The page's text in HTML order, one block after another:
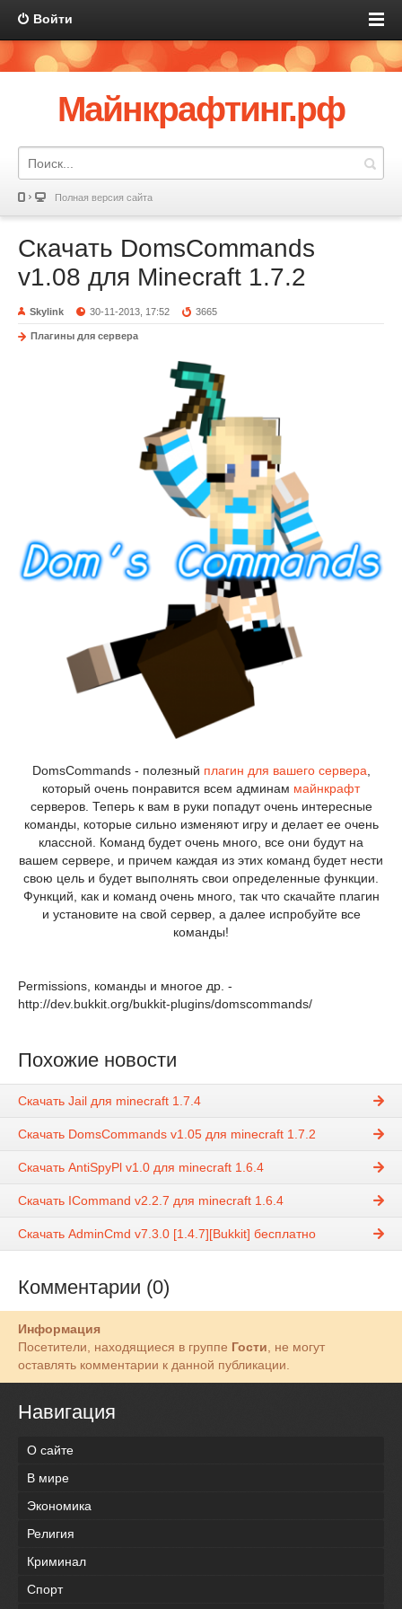
Войти
Майнкрафтинг.рф
Полная версия сайта
Скачать DomsCommands
v1.08 для Minecraft 1.7.2
Skylink 30-11-2013, 17:52 3665
Плагины для сервера
DomsCommands - полезный плагин для вашего сервера
который очень понравится всем админам майнкрафт
серверов. Теперь к вам в руки попадут очень интересные
команды, которые сильно изменяют игру и делает ее очень
классной. Команд будет очень много, все они будут на
вашем сервере, и причем каждая из этих команд будет нести
свою цель и будет выполнять свои определенные функции.
Функций, как и команд очень много, так что скачайте плагин
и установите на свой сервер, а далее испробуйте все
команды!
Permissions, команды и многое др. -
http://dev.bukkit.org/bukkit-plugins/domscommands/
Похожие новости
Скачать Jail для minecraft 1.7.4
Скачать DomsCommands v1.05 для minecraft 1.7.2
Скачать AntiSpyPl v1.0 для minecraft 1.6.4
Скачать ICommand v2.2.7 для minecraft 1.6.4
Скачать AdminCmd v7.3.0 [1.4.7][Bukkit] бесплатно
Комментарии (0)
Информация
Посетители, находящиеся в группе Гости, не могут
оставлять комментарии к данной публикации.
Навигация
О сайте
В мире
Экономика
Религия
Криминал
Спорт